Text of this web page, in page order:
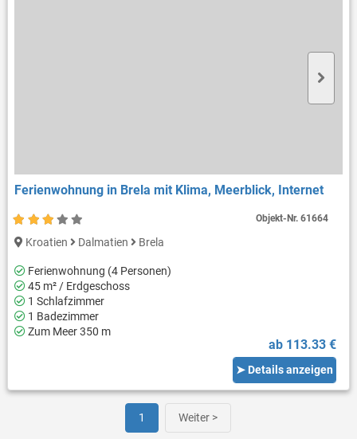
Ferienwohnung in Brela mit Klima, Meerblick, Internet
Kroatien Dalmatien Brela
Ferienwohnung (4 Personen)
45 m² / Erdgeschoss
1 Schlafzimmer
1 Badezimmer
Zum Meer 350 m
ab 113.33 €
➤ Details anzeigen
Objekt-Nr.61664
1 Weiter >